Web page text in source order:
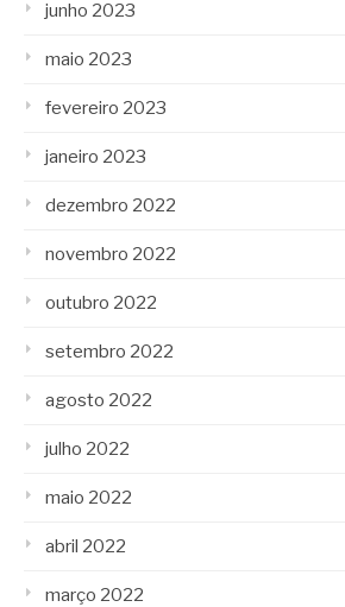
junho 2023
maio 2023
fevereiro 2023
janeiro 2023
dezembro 2022
novembro 2022
outubro 2022
setembro 2022
agosto 2022
julho 2022
maio 2022
abril 2022
março 2022